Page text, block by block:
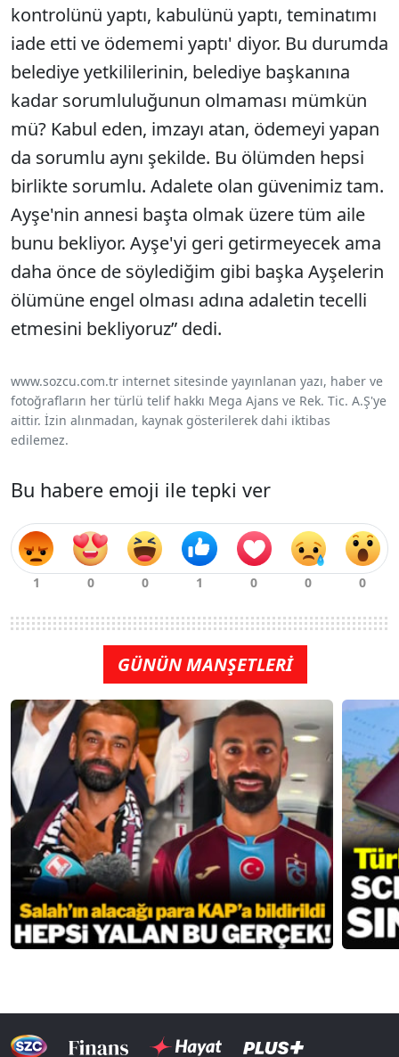
kontrolünü yaptı, kabulünü yaptı, teminatımı
iade etti ve ödememi yaptı' diyor. Bu durumda
belediye yetkililerinin, belediye başkanına
kadar sorumluluğunun olmaması mümkün
mü? Kabul eden, imzayı atan, ödemeyi yapan
da sorumlu aynı şekilde. Bu ölümden hepsi
birlikte sorumlu. Adalete olan güvenimiz tam.
Ayşe'nin annesi başta olmak üzere tüm aile
bunu bekliyor. Ayşe'yi geri getirmeyecek ama
daha önce de söylediğim gibi başka Ayşelerin
ölümüne engel olması adına adaletin tecelli
etmesini bekliyoruz” dedi.
www.sozcu.com.tr internet sitesinde yayınlanan yazı, haber ve
fotoğrafların her türlü telif hakkı Mega Ajans ve Rek. Tic. A.Ş'ye
aittir. İzin alınmadan, kaynak gösterilerek dahi iktibas
edilemez.
Bu habere emoji ile tepki ver
GÜNÜN MANŞETLERİ